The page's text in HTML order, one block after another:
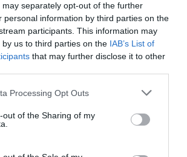
separately opt-out of the further
personal information by third parties on the
participants. This information may
us to third parties on the IAB’s List of
that may further disclose it to other
website/app uses one or more Google
visit or usage behaviour. You may click to
to Google and its third-party tags to
below specified purposes in below Google
Processing Opt Outs
out of the Sharing of my